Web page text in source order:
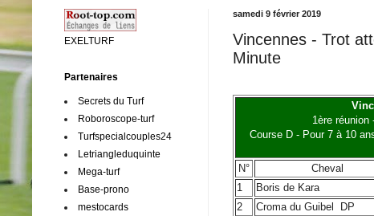
samedi 9 février 2019
Vincennes - Trot
Minute
1ère
Course D - Pour 7 à 10
N°
Cheval
1
Boris de Kara
2
Croma du Guibel DP
EXELTURF
Partenaires
Secrets du Turf
Roboroscope-turf
Turfspecialcouples24
Letriangleduquinte
Mega-turf
Base-prono
mestocards